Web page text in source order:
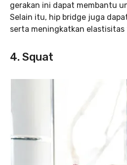
gerakan ini dapat membantu
Selain itu, hip bridge juga
serta meningkatkan elastisitas
4. Squat